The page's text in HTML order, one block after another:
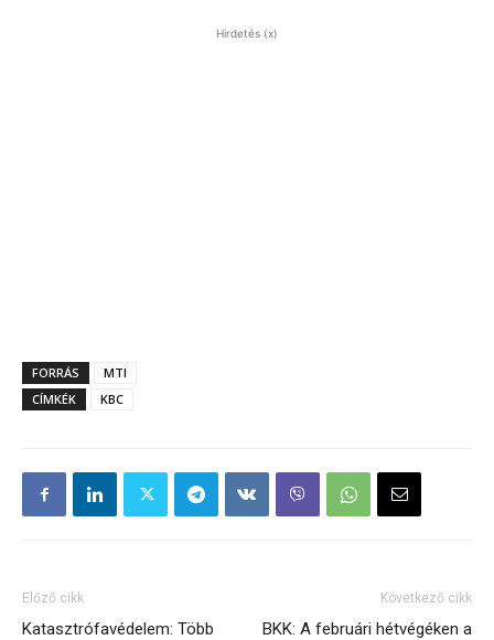
Hirdetés (x)
FORRÁS
MTI
CÍMKÉK
KBC
Előző cikk
Katasztrófavédelem: Több
Következő cikk
BKK: A februári hétvégéken a